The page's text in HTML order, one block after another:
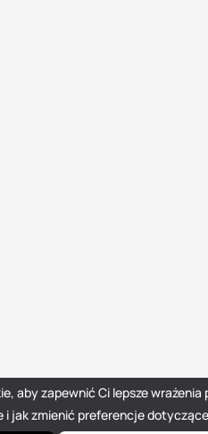
aby zapewnić Ci lepsze wrażenia
jak zmienić preferencje